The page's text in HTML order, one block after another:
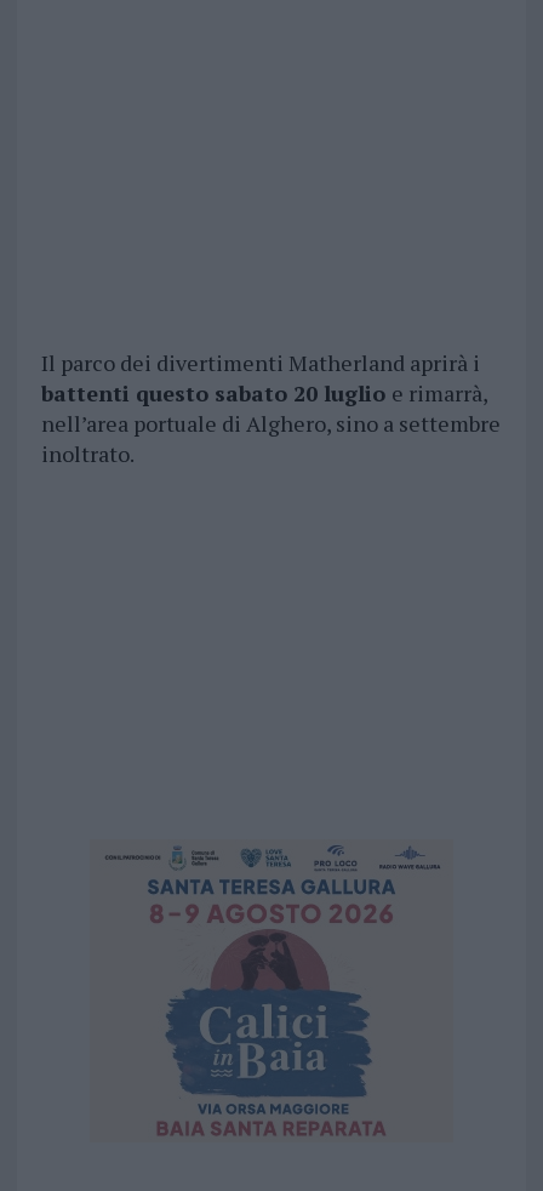
Il parco dei divertimenti Matherland aprirà i
battenti questo sabato 20 luglio e rimarrà,
nell’area portuale di Alghero, sino a settembre
inoltrato.